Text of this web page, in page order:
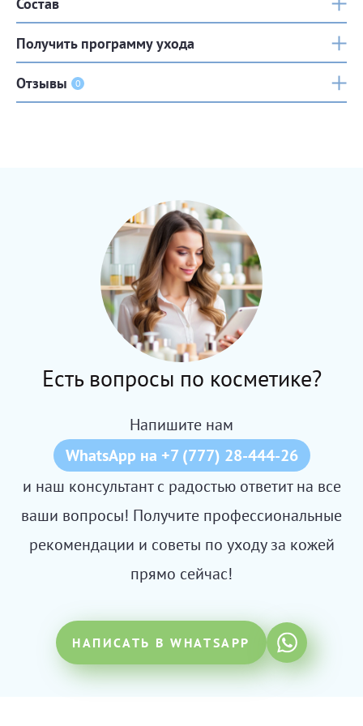
Получить программу ухода
Отзывы 0
Есть вопросы по косметике?
Напишите нам
WhatsApp на +7 (777) 28-444-26
и наш консультант с радостью ответит на все
ваши вопросы! Получите профессиональные
рекомендации и советы по уходу за кожей
прямо сейчас!
НАПИСАТЬ В WHATSAPP